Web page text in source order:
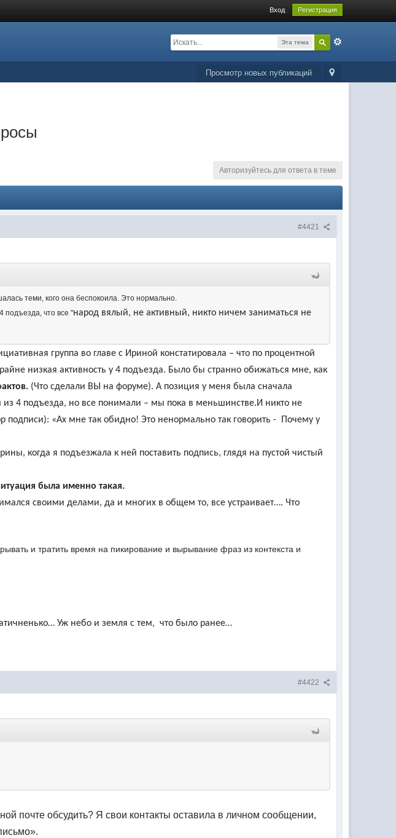
Вход Регистрация
Эта тема
Просмотр новых публикаций
Авторизуйтесь для ответа в теме
#4421
теми, кого она беспокоила. Это нормально.
подъезда, что все "народ вялый, не активный, никто ничем заниматься не
группа во главе с Ириной констатировала – что по процентной
низкая активность у 4 подъезда. Было бы странно обижаться мне, как
(Что сделали ВЫ на форуме). А позиция у меня была сначала
из 4 подъезда, но все понимали – мы пока в меньшинстве.И никто не
подписи): «Ах мне так обидно! Это ненормально так говорить - Почему у
когда я подъезжала к ней поставить подпись, глядя на пустой чистый
была именно такая.
своими делами, да и многих в общем то, все устраивает…. Что
и тратить время на пикирование и вырывание фраз из контекста и
Уж небо и земля с тем, что было ранее…
#4422
почте обсудить? Я свои контакты оставила в личном сообщении,